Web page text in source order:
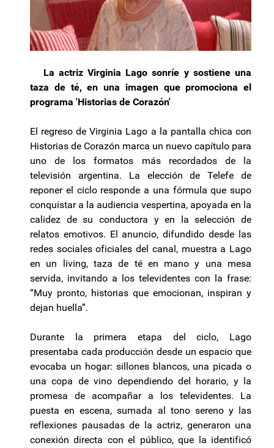
La actriz Virginia Lago sonríe y sostiene una
taza de té, en una imagen que promociona el
programa 'Historias de Corazón'
El regreso de Virginia Lago a la pantalla chica con
Historias de Corazón marca un nuevo capítulo para
uno de los formatos más recordados de la
televisión argentina. La elección de Telefe de
reponer el ciclo responde a una fórmula que supo
conquistar a la audiencia vespertina, apoyada en la
calidez de su conductora y en la selección de
relatos emotivos. El anuncio, difundido desde las
redes sociales oficiales del canal, muestra a Lago
en un living, taza de té en mano y una mesa
servida, invitando a los televidentes con la frase:
“Muy pronto, historias que emocionan, inspiran y
dejan huella”.
Durante la primera etapa del ciclo, Lago
presentaba cada producción desde un espacio que
evocaba un hogar: sillones blancos, una picada o
una copa de vino dependiendo del horario, y la
promesa de acompañar a los televidentes. La
puesta en escena, sumada al tono sereno y las
reflexiones pausadas de la actriz, generaron una
conexión directa con el público, que la identificó